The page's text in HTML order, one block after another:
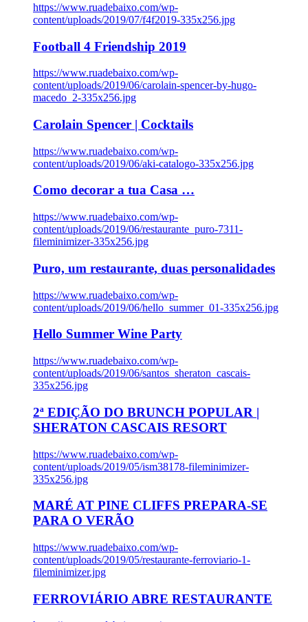
https://www.ruadebaixo.com/wp-
content/uploads/2019/07/f4f2019-335x256.jpg
Football 4 Friendship 2019
https://www.ruadebaixo.com/wp-
content/uploads/2019/06/carolain-spencer-by-hugo-
macedo_2-335x256.jpg
Carolain Spencer | Cocktails
https://www.ruadebaixo.com/wp-
content/uploads/2019/06/aki-catalogo-335x256.jpg
Como decorar a tua Casa …
https://www.ruadebaixo.com/wp-
content/uploads/2019/06/restaurante_puro-7311-
fileminimizer-335x256.jpg
Puro, um restaurante, duas personalidades
https://www.ruadebaixo.com/wp-
content/uploads/2019/06/hello_summer_01-335x256.jpg
Hello Summer Wine Party
https://www.ruadebaixo.com/wp-
content/uploads/2019/06/santos_sheraton_cascais-
335x256.jpg
2ª EDIÇÃO DO BRUNCH POPULAR |
SHERATON CASCAIS RESORT
https://www.ruadebaixo.com/wp-
content/uploads/2019/05/ism38178-fileminimizer-
335x256.jpg
MARÉ AT PINE CLIFFS PREPARA-SE
PARA O VERÃO
https://www.ruadebaixo.com/wp-
content/uploads/2019/05/restaurante-ferroviario-1-
fileminimizer.jpg
FERROVIÁRIO ABRE RESTAURANTE